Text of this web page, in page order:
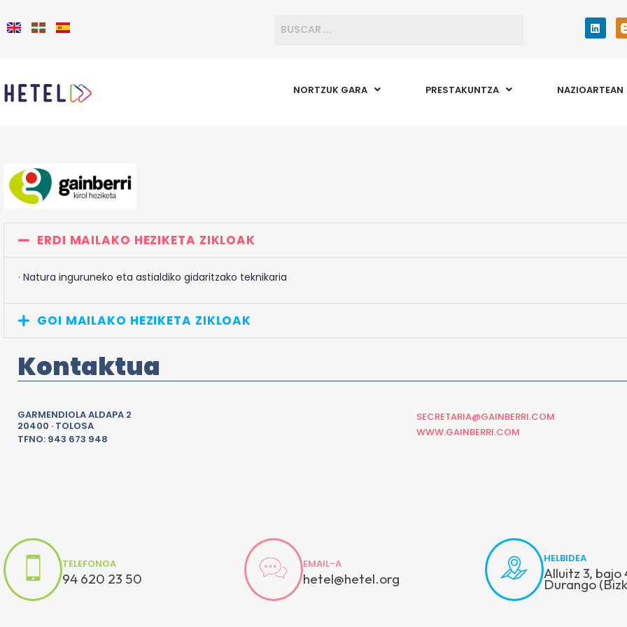
NORTZUK GARA PRESTAKUNTZA NAZIOARTEAN
ERDI MAILAKO HEZIKETA ZIKLOAK
· Natura inguruneko eta astialdiko gidaritzako teknikaria
GOI MAILAKO HEZIKETA ZIKLOAK
Kontaktua
GARMENDIOLA ALDAPA 2
20400 · TOLOSA
TFNO: 943 673 948
SECRETARIA@GAINBERRI.COM
WWW.GAINBERRI.COM
TELEFONOA
94 620 23 50
EMAIL-A
hetel@hetel.org
HELBIDEA
Alluitz 3, bajo
Durango